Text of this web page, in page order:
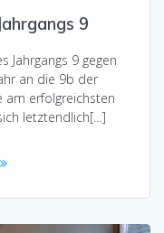
9
Jahrgangs 9 gegen
an die 9b der
am erfolgreichsten
letztendlich[…]